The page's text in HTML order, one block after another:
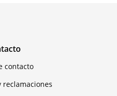
contacto
reclamaciones